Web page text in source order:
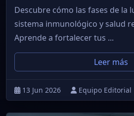
Descubre cómo las fases de la
sistema inmunológico y salud
Aprende a fortalecer tus ...
Leer más
13 Jun 2026 Equipo Editorial